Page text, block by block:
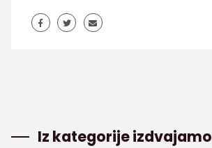
Iz kategorije izdvajamo